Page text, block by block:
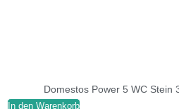
Domestos Power 5 WC Stein
In den Warenkorb